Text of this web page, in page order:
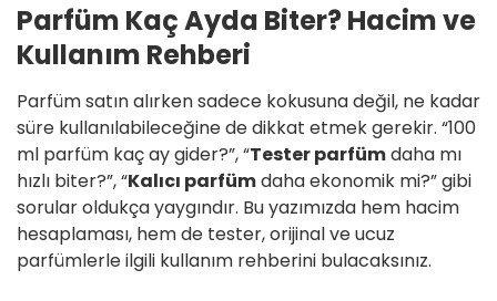
Parfüm Kaç Ayda Biter? Hacim ve
Kullanım Rehberi
Parfüm satın alırken sadece kokusuna değil, ne kadar
süre kullanılabileceğine de dikkat etmek gerekir. “100
ml parfüm kaç ay gider?”, “Tester parfümdaha mı
hızlı biter?”, “Kalıcı parfümdaha ekonomik mi?” gibi
sorular oldukça yaygındır. Bu yazımızda hem hacim
hesaplaması, hem de tester, orijinal ve ucuz
parfümlerle ilgili kullanım rehberini bulacaksınız.